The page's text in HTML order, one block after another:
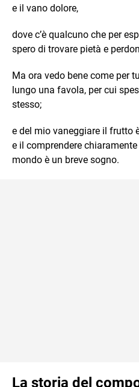
e il vano dolore,
dove c’è qualcuno che per
spero di trovare pietà e
Ma ora vedo bene come per
lungo una favola, per cui
stesso;
e del mio vaneggiare il frutto
e il comprendere
mondo è un breve sogno.
La storia del